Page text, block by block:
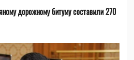
дорожному битуму составили 270